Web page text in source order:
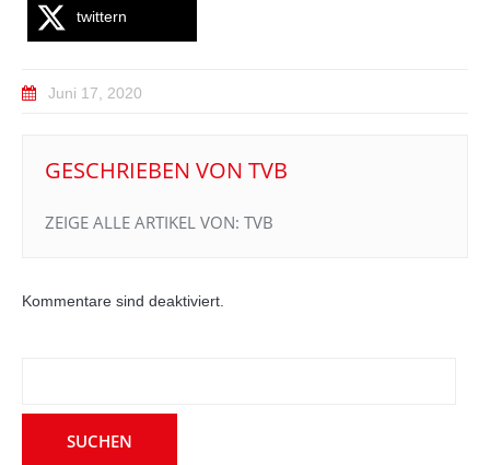
twittern
Juni 17, 2020
GESCHRIEBEN VON TVB
ZEIGE ALLE ARTIKEL VON: TVB
Kommentare sind deaktiviert.